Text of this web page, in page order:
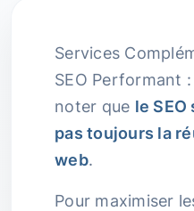
Services
SEO Performant
noter que le
pas toujours la
web.
Pour maximiser